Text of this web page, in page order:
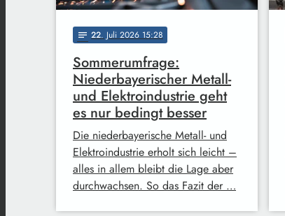
notes 22. Juli 2026 15:28
Sommerumfrage:
Niederbayerischer Metall-
und Elektroindustrie geht
es nur bedingt besser
Die niederbayerische Metall- und
Elektroindustrie erholt sich leicht –
alles in allem bleibt die Lage aber
durchwachsen. So das Fazit der …